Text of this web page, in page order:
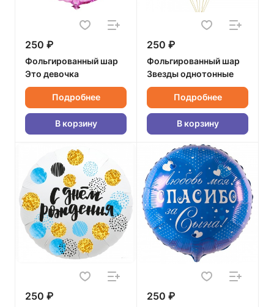
250 ₽
Фольгированный шар
Это девочка
Подробнее
В корзину
250 ₽
Фольгированный шар
Звезды однотонные
Подробнее
В корзину
250 ₽ 250 ₽